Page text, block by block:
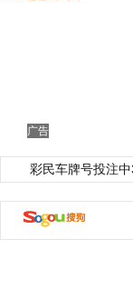
广告
彩民车牌号投注